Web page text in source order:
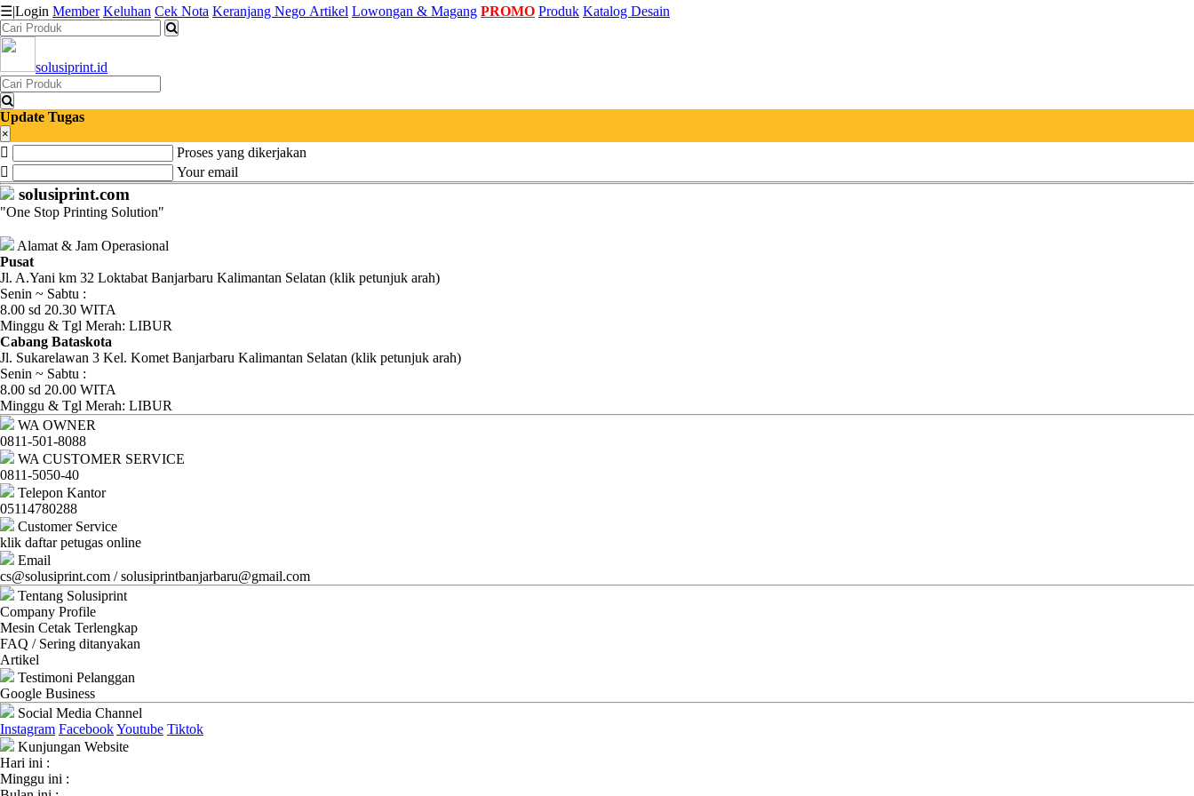
Katalog
Produk
Petugas
Riwayat
Transaksi
Tagihan
Berjalan
Pembayaran
Pendapatan
Fee
Ganti
Password
Logout
☰|Login Member Keluhan Cek Nota Keranjang Nego Artikel Lowongan & Magang PROMO Produk Katalog Desain
solusiprint.id
Update Tugas
×
Proses yang dikerjakan
Your email
solusiprint.com
"One Stop Printing Solution"
Alamat & Jam Operasional
Pusat
Jl. A.Yani km 32 Loktabat Banjarbaru Kalimantan Selatan (klik petunjuk arah)
Senin ~ Sabtu :
8.00 sd 20.30 WITA
Minggu & Tgl Merah: LIBUR
Cabang Bataskota
Jl. Sukarelawan 3 Kel. Komet Banjarbaru Kalimantan Selatan (klik petunjuk arah)
Senin ~ Sabtu :
8.00 sd 20.00 WITA
Minggu & Tgl Merah: LIBUR
WA OWNER
0811-501-8088
WA CUSTOMER SERVICE
0811-5050-40
Telepon Kantor
05114780288
Customer Service
klik daftar petugas online
Email
cs@solusiprint.com / solusiprintbanjarbaru@gmail.com
Tentang Solusiprint
Company Profile
Mesin Cetak Terlengkap
FAQ / Sering ditanyakan
Artikel
Testimoni Pelanggan
Google Business
Social Media Channel
Instagram FacebookYoutube Tiktok
Kunjungan Website
Hari ini :
Minggu ini :